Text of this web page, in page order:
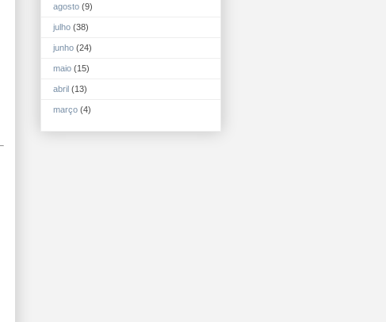
agosto (9)
julho (38)
junho (24)
maio (15)
abril (13)
março (4)